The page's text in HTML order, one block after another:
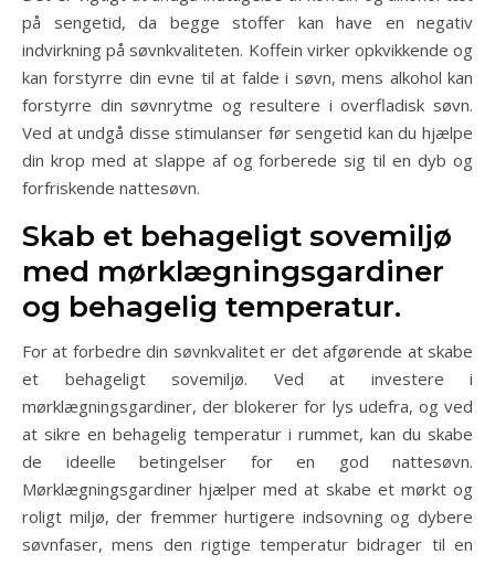
på sengetid, da begge stoffer kan have en negativ
indvirkning på søvnkvaliteten. Koffein virker opkvikkende og
kan forstyrre din evne til at falde i søvn, mens alkohol kan
forstyrre din søvnrytme og resultere i overfladisk søvn.
Ved at undgå disse stimulanser før sengetid kan du hjælpe
din krop med at slappe af og forberede sig til en dyb og
forfriskende nattesøvn.
Skab et behageligt sovemiljø
med mørklægningsgardiner
og behagelig temperatur.
For at forbedre din søvnkvalitet er det afgørende at skabe
et behageligt sovemiljø. Ved at investere i
mørklægningsgardiner, der blokerer for lys udefra, og ved
at sikre en behagelig temperatur i rummet, kan du skabe
de ideelle betingelser for en god nattesøvn.
Mørklægningsgardiner hjælper med at skabe et mørkt og
roligt miljø, der fremmer hurtigere indsovning og dybere
søvnfaser, mens den rigtige temperatur bidrager til en